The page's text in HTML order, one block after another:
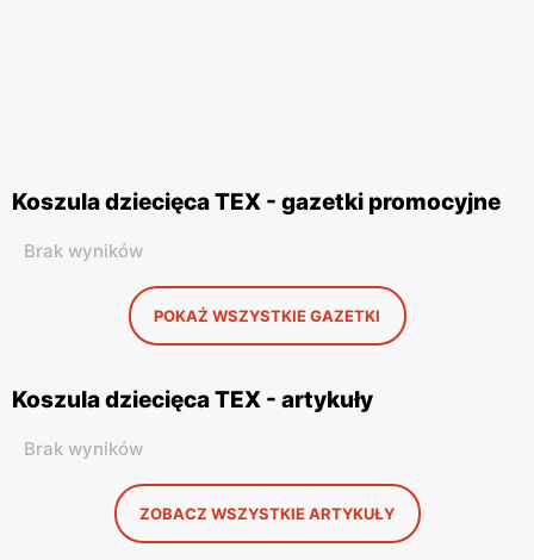
Koszula dziecięca TEX - gazetki promocyjne
Brak wyników
POKAŻ WSZYSTKIE GAZETKI
Koszula dziecięca TEX - artykuły
Brak wyników
ZOBACZ WSZYSTKIE ARTYKUŁY